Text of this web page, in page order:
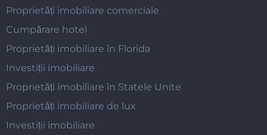
Proprietăți imobiliare comerciale
Cumpărare hotel
Proprietăți imobiliare în Florida
Investiții imobiliare
Proprietăți imobiliare în Statele Unite
Proprietăți imobiliare de lux
Investiții imobiliare